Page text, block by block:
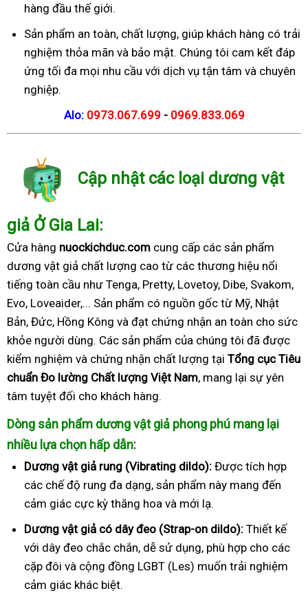
hàng đầu thế giới.
Sản phẩm an toàn, chất lượng, giúp khách hàng có trải
nghiệm thỏa mãn và bảo mật. Chúng tôi cam kết đáp
ứng tối đa mọi nhu cầu với dịch vụ tận tâm và chuyên
nghiệp.
Alo:0973.067.699 - 0969.833.069
Cập nhật các loại dương vật
giả Ở Gia Lai:
Cửa hàng nuockichduc.com cung cấp các sản phẩm
dương vật giả chất lượng cao từ các thương hiệu nổi
tiếng toàn cầu như Tenga, Pretty, Lovetoy, Dibe, Svakom,
Evo, Loveaider,... Sản phẩm có nguồn gốc từ Mỹ, Nhật
Bản, Đức, Hồng Kông và đạt chứng nhận an toàn cho sức
khỏe người dùng. Các sản phẩm của chúng tôi đã được
kiểm nghiệm và chứng nhận chất lượng tại Tổng cục Tiêu
chuẩn Đo lường Chất lượng Việt Nam, mang lại sự yên
tâm tuyệt đối cho khách hàng.
Dòng sản phẩm dương vật giả phong phú mang lại
nhiều lựa chọn hấp dẫn:
Dương vật giả rung (Vibrating dildo): Được tích hợp
các chế độ rung đa dạng, sản phẩm này mang đến
cảm giác cực kỳ thăng hoa và mới lạ.
Dương vật giả có dây đeo (Strap-on dildo): Thiết kế
với dây đeo chắc chắn, dễ sử dụng, phù hợp cho các
cặp đôi và cộng đồng LGBT (Les) muốn trải nghiệm
cảm giác khác biệt.